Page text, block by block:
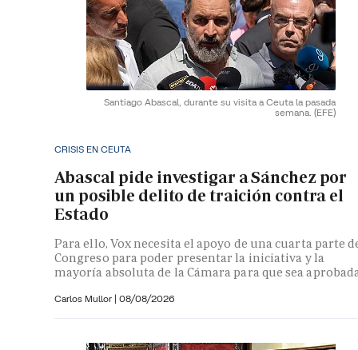
Santiago Abascal, durante su visita a Ceuta la pasada
semana. (EFE)
CRISIS EN CEUTA
Abascal pide investigar a Sánchez por
un posible delito de traición contra el
Estado
Para ello, Vox necesita el apoyo de una cuarta parte
Congreso para poder presentar la iniciativa y la
mayoría absoluta de la Cámara para que sea
Carlos Mullor | 08/08/2026